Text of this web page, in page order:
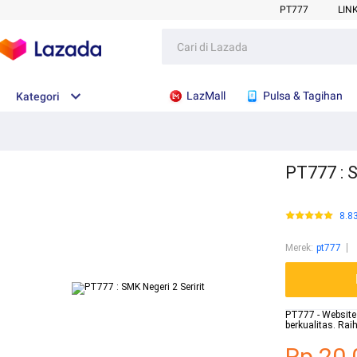
PT777
Kategori LazMall Pulsa & Tagihan
PT777 :
Merek: pt777
PT777 -
berkualitas.